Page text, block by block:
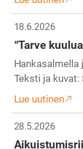
18.6.2026
“Tarve
Teksti ja kuvat:
Lue uutinen
28.5.2026